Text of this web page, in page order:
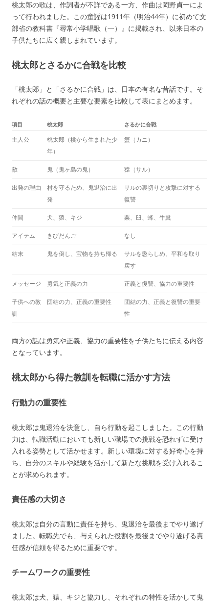
桃太郎の歌は、作詞者が不詳である一方、作曲は岡野貞一によ
って行われました。この童謡は1911年（明治44年）に初めて文
部省の教科書『尋常小学唱歌（一）』に掲載され、以来日本の
子供たちに広く親しまれています。
桃太郎とさるかに合戦を比較
「桃太郎」と「さるかに合戦」は、日本の有名な昔話です。そ
れぞれの話の概要と主要な要素を比較して表にまとめます。
項目 桃太郎 さるかに合戦
主人公
桃太郎（桃から生まれた少
年）
蟹（カニ）
敵 鬼（鬼ヶ島の鬼） 猿（サル）
出発の理由
村を守るため、鬼退治に出
発
サルの裏切りと攻撃に対する
復讐
仲間 犬、猿、キジ 栗、臼、蜂、牛糞
アイテム きびだんご なし
結末 鬼を倒し、宝物を持ち帰る
サルを懲らしめ、平和を取り
戻す
メッセージ 勇気と正義の力 正義と復讐、協力の重要性
子供への教
訓
団結の力、正義の重要性
団結の力、正義と復讐の重要
性
両方の話は勇気や正義、協力の重要性を子供たちに伝える内容
となっています。
桃太郎から得た教訓を転職に活かす方法
行動力の重要性
桃太郎は鬼退治を決意し、自ら行動を起こしました。この行動
力は、転職活動においても新しい職場での挑戦を恐れずに受け
入れる姿勢として活かせます。新しい環境に対する好奇心を持
ち、自分のスキルや経験を活かして新たな挑戦を受け入れるこ
とが求められます。
責任感の大切さ
桃太郎は自分の言動に責任を持ち、鬼退治を最後までやり遂げ
ました。転職先でも、与えられた役割を最後までやり遂げる責
任感が信頼を得るために重要です。
チームワークの重要性
桃太郎は犬、猿、キジと協力し、それぞれの特性を活かして鬼